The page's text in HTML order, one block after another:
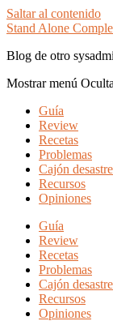
Saltar al contenido
Stand Alone
Blog de otro
Mostrar menú
Guía
Review
Recetas
Problemas
Cajón desastre
Recursos
Opiniones
Guía
Review
Recetas
Problemas
Cajón desastre
Recursos
Opiniones